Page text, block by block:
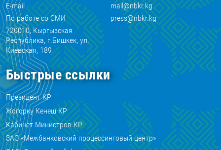
E-mail
mail@nbkr.kg
По работе со СМИ
press@nbkr.kg
720010, Кыргызская
Республика, г.Бишкек, ул.
Киевская, 189
Быстрые ссылки
Президент КР
Жогорку Кенеш КР
Кабинет Министров КР
ЗАО «Межбанковский процессинговый центр»